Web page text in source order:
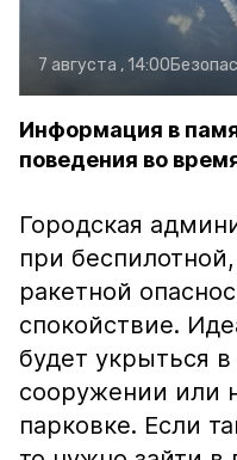
7 августа , 14:00
Информация в
поведения во
Городская
при
ракетной
спокойствие.
будет укрыться
сооружении или
парковке. Если